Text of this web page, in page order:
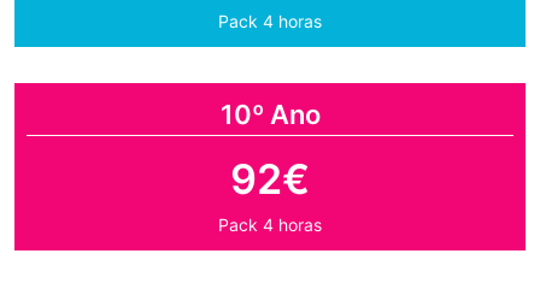
Pack 4 horas
10º Ano
92€
Pack 4 horas